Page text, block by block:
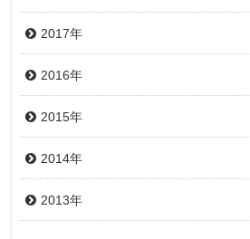
2017年
2016年
2015年
2014年
2013年